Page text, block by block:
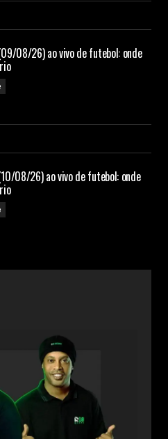
08/26) ao vivo de futebol: onde
08/26) ao vivo de futebol: onde